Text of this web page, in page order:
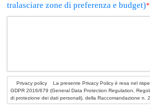
tralasciare zone di preferenza e budget)*